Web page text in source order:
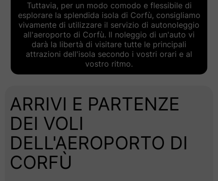
Tuttavia, per un modo comodo e flessibile di
esplorare la splendida isola di Corfù, consigliamo
vivamente di utilizzare il servizio di autonoleggio
all'aeroporto di Corfù. Il noleggio di un'auto vi
darà la libertà di visitare tutte le principali
attrazioni dell'isola secondo i vostri orari e al
vostro ritmo.
ARRIVI E PARTENZE
DEI VOLI
DELL'AEROPORTO DI
CORFÙ